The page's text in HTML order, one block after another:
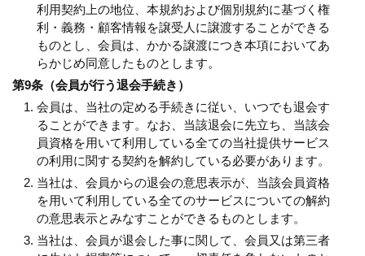
利用契約上の地位、本規約および個別規約に基づく権
利・義務・顧客情報を譲受人に譲渡することができる
ものとし、会員は、かかる譲渡につき本項においてあ
らかじめ同意したものとします。
第9条（会員が行う退会手続き）
会員は、当社の定める手続きに従い、いつでも退会す
ることができます。なお、当該退会に先立ち、当該会
員資格を用いて利用している全ての当社提供サービス
の利用に関する契約を解約している必要があります。
当社は、会員からの退会の意思表示が、当該会員資格
を用いて利用している全てのサービスについての解約
の意思表示とみなすことができるものとします。
当社は、会員が退会した事に関して、会員又は第三者